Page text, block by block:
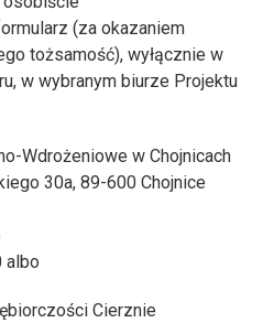
(za okazaniem
tożsamość), wyłącznie w
w wybranym biurze Projektu
Wdrożeniowe w Chojnicach
30a, 89-600 Chojnice
albo
Cierznie